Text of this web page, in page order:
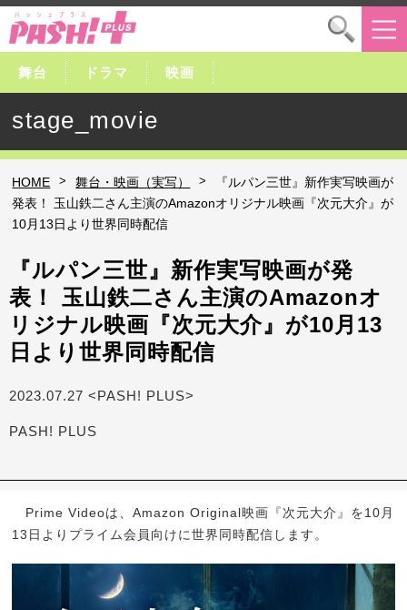
舞台 ドラマ 映画
stage_movie
HOME > 舞台・映画（実写） >
『ルパン三世』新作実写映画が
発表！ 玉山鉄二さん主演のAmazonオリジナル映画『次元大介』が
10月13日より世界同時配信
『ルパン三世』新作実写映画が発
表！ 玉山鉄二さん主演のAmazonオ
リジナル映画『次元大介』が10月13
日より世界同時配信
2023.07.27 <PASH! PLUS>
PASH! PLUS
Prime Videoは、Amazon Original映画『次元大介』を10月
13日よりプライム会員向けに世界同時配信します。